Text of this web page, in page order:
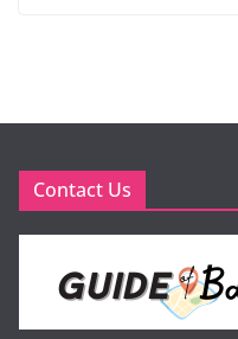
Contact Us